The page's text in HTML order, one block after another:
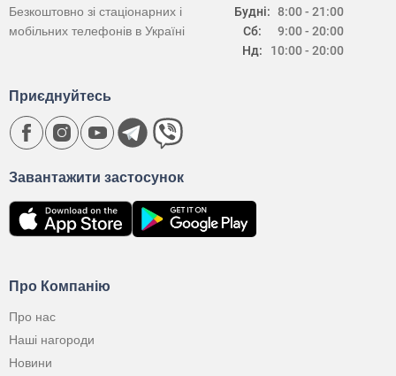
Будні:
Сб:
Нд:
8:00 - 21:00
9:00 - 20:00
10:00 - 20:00
Безкоштовно зі стаціонарних і
мобільних телефонів в Україні
Про Компанію
Про нас
Наші нагороди
Новини
Завантажити застосунок
Приєднуйтесь